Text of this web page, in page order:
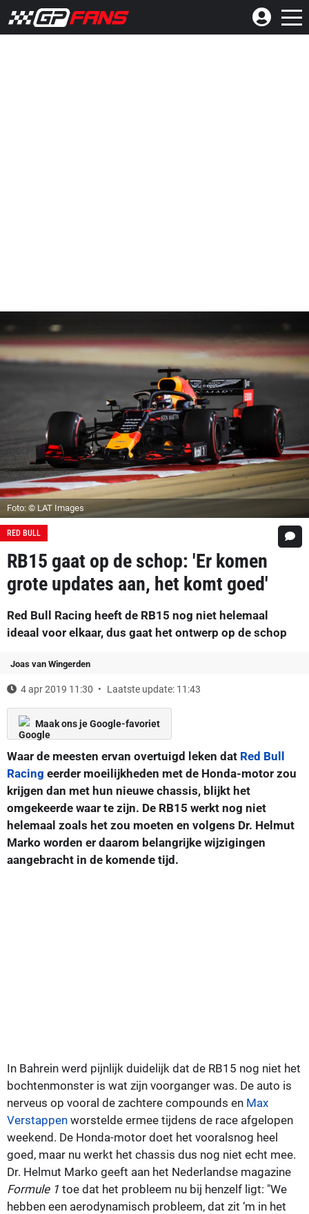
Foto: © LAT Images
RED BULL
RB15 gaat op de schop: 'Er komen
grote updates aan, het komt goed'
Red Bull Racing heeft de RB15 nog niet helemaal
ideaal voor elkaar, dus gaat het ontwerp op de schop
Joas van Wingerden
4 apr 2019 11:30 Laatste update: 11:43
Maak ons je Google-favoriet
Waar de meesten ervan overtuigd leken dat Red Bull
Racing eerder moeilijkheden met de Honda-motor zou
krijgen dan met hun nieuwe chassis, blijkt het
omgekeerde waar te zijn. De RB15 werkt nog niet
helemaal zoals het zou moeten en volgens Dr. Helmut
Marko worden er daarom belangrijke wijzigingen
aangebracht in de komende tijd.
In Bahrein werd pijnlijk duidelijk dat de RB15 nog niet het
bochtenmonster is wat zijn voorganger was. De auto is
nerveus op vooral de zachtere compounds en Max
Verstappen worstelde ermee tijdens de race afgelopen
weekend. De Honda-motor doet het vooralsnog heel
goed, maar nu werkt het chassis dus nog niet echt mee.
Dr. Helmut Marko geeft aan het Nederlandse magazine
Formule 1 toe dat het probleem nu bij henzelf ligt: "We
hebben een aerodynamisch probleem, dat zit ‘m in het